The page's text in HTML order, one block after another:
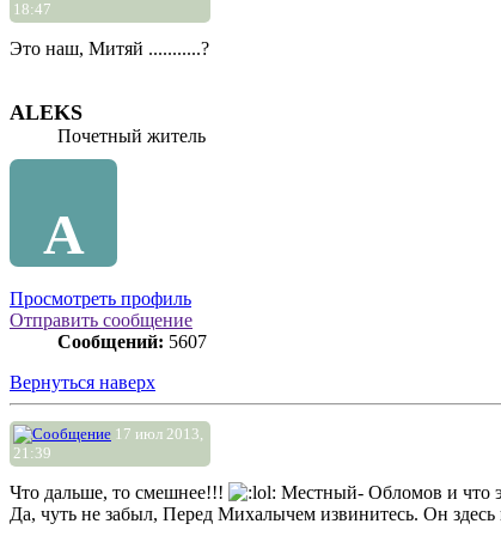
18:47
Это наш, Митяй ...........?
ALEKS
Почетный житель
A
Просмотреть профиль
Отправить сообщение
Сообщений: 5607
Вернуться наверх
17 июл 2013,
21:39
Что дальше, то смешнее!!!
Местный- Обломов и что
Да, чуть не забыл, Перед Михалычем извинитесь. Он